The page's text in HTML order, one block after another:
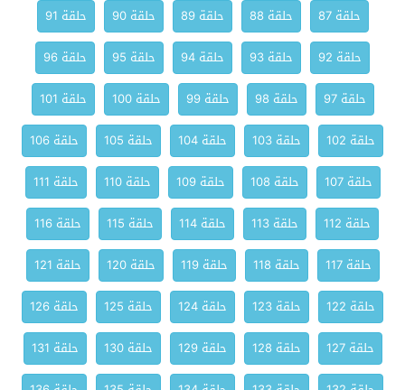
حلقة 87 حلقة 88 حلقة 89 حلقة 90
حلقة 91
حلقة 92
حلقة 93 حلقة 94 حلقة 95
حلقة 96
حلقة 97
حلقة 98 حلقة 99 حلقة 100
حلقة 101
حلقة 102
حلقة 103 حلقة 104 حلقة 105
حلقة 106
حلقة 107
حلقة 108 حلقة 109 حلقة 110
حلقة 111
حلقة 112
حلقة 113 حلقة 114 حلقة 115
حلقة 116
حلقة 117
حلقة 118 حلقة 119 حلقة 120
حلقة 121
حلقة 122
حلقة 123 حلقة 124 حلقة 125
حلقة 126
حلقة 127
حلقة 128 حلقة 129 حلقة 130
حلقة 131